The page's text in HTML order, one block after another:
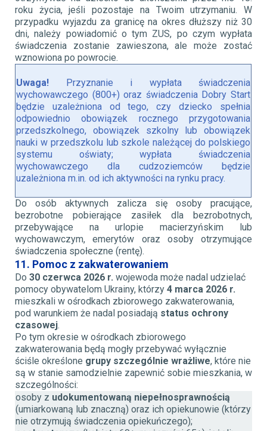
roku życia, jeśli pozostaje na Twoim utrzymaniu. W
przypadku wyjazdu za granicę na okres dłuższy niż 30
dni, należy powiadomić o tym ZUS, po czym wypłata
świadczenia zostanie zawieszona, ale może zostać
wznowiona po powrocie.
Uwaga! Przyznanie i wypłata świadczenia
wychowawczego (800+) oraz świadczenia Dobry Start
będzie uzależniona od tego, czy dziecko spełnia
odpowiednio obowiązek rocznego przygotowania
przedszkolnego, obowiązek szkolny lub obowiązek
nauki w przedszkolu lub szkole należącej do polskiego
systemu oświaty; wypłata świadczenia
wychowawczego dla cudzoziemców będzie
uzależniona m.in. od ich aktywności na rynku pracy.
Do osób aktywnych zalicza się osoby pracujące,
bezrobotne pobierające zasiłek dla bezrobotnych,
przebywające na urlopie macierzyńskim lub
wychowawczym, emerytów oraz osoby otrzymujące
świadczenia społeczne (rentę).
11. Pomoc z zakwaterowaniem
Do 30 czerwca 2026 r. wojewoda może nadal udzielać
pomocy obywatelom Ukrainy, którzy 4 marca 2026 r.
mieszkali w ośrodkach zbiorowego zakwaterowania,
pod warunkiem że nadal posiadają status ochrony
czasowej.
Po tym okresie w ośrodkach zbiorowego
zakwaterowania będą mogły przebywać wyłącznie
ściśle określone grupy szczególnie wrażliwe, które nie
są w stanie samodzielnie zapewnić sobie mieszkania, w
szczególności:
osoby z udokumentowaną niepełnosprawnością
(umiarkowaną lub znaczną) oraz ich opiekunowie (którzy
nie otrzymują świadczenia opiekuńczego);